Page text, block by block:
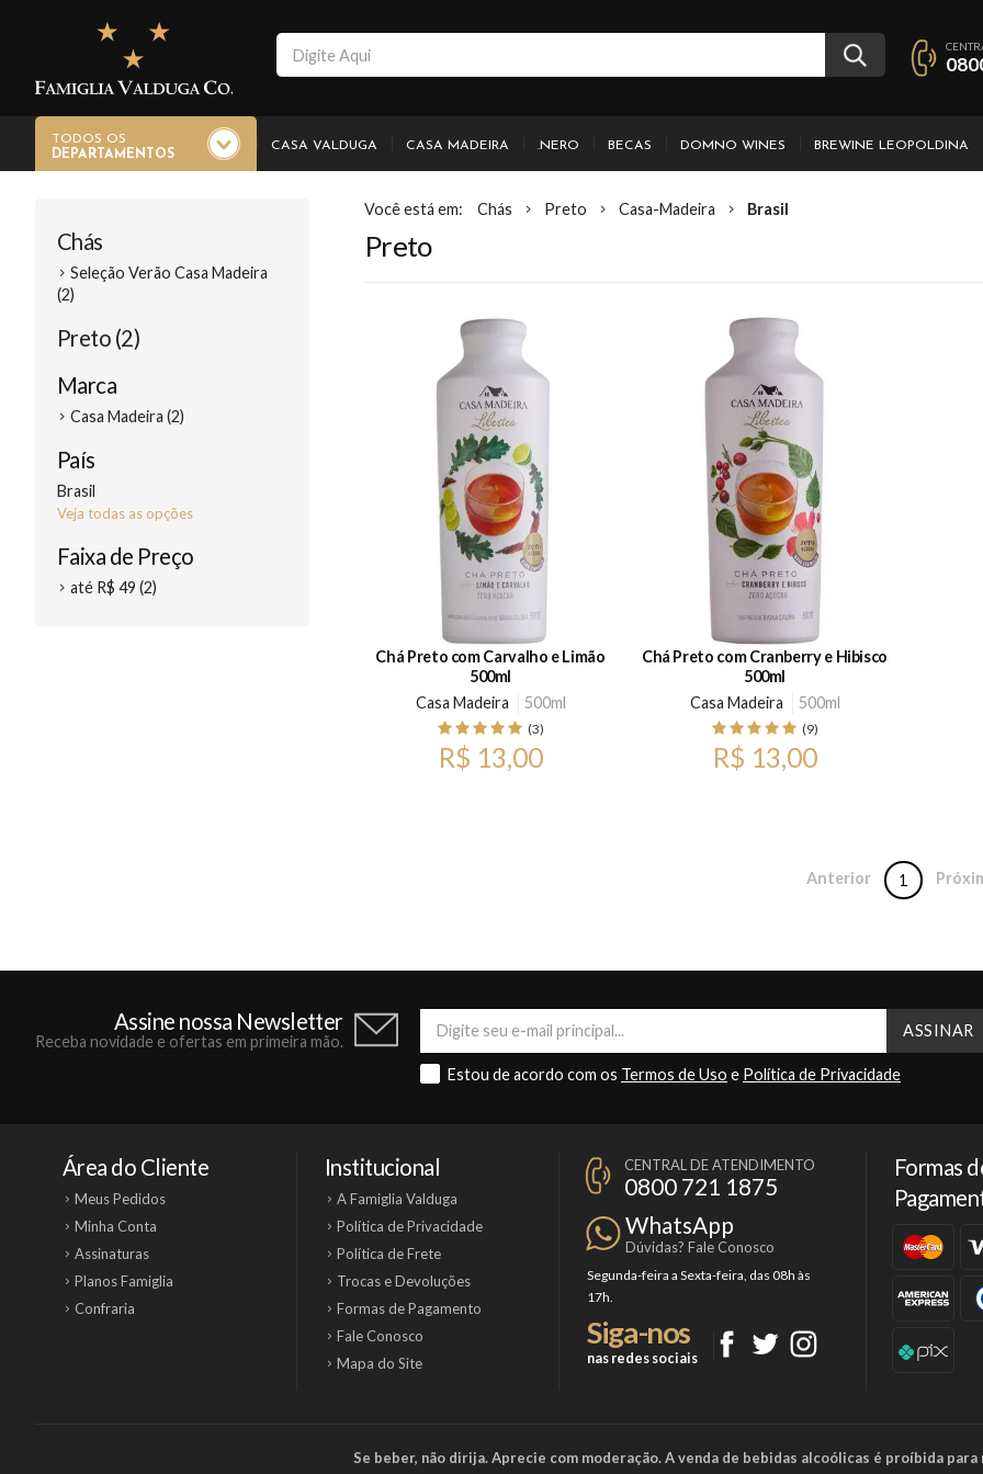
TODOS OS
DEPARTAMENTOS
CASA VALDUGA CASA MADEIRA .NERO BECAS DOMNO WINES BREWINE LEOPOLDINA
Chás
Seleção Verão Casa Madeira
(2)
Preto (2)
Marca
Casa Madeira (2)
País
Brasil
Veja todas as opções
Faixa de Preço
até R$ 49 (2)
Chás Preto Casa-Madeira Brasil
Preto
Chá Preto com Carvalho e Limão
500ml
Casa Madeira
500ml
(3)
R$ 13,00
Chá Preto com Cranberry e Hibisco
500ml
Casa Madeira
500ml
(9)
R$ 13,00
Anterior 1
Assine nossa Newsletter
Receba novidade e ofertas em primeira mão.
Estou de acordo com os Termos de Uso e Política de Privacidade
Área do Cliente
Meus Pedidos
Minha Conta
Assinaturas
Planos Famiglia
Confraria
Institucional
A Famiglia Valduga
Política de Privacidade
Política de Frete
Trocas e Devoluções
Formas de Pagamento
Fale Conosco
Mapa do Site
CENTRAL DE ATENDIMENTO
0800 721 1875
WhatsApp
Dúvidas? Fale Conosco
Segunda-feira a Sexta-feira, das 08h às
17h.
Siga-nos
nas redes sociais
Formas
Se beber, não dirija. Aprecie com moderação. A venda de bebidas alcoólicas é proíbida para